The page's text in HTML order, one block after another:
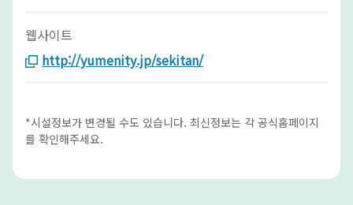
웹사이트
http://yumenity.jp/sekitan/
*시설정보가 변경될 수도 있습니다. 최신정보는 각 공식홈페이지
를 확인해주세요.